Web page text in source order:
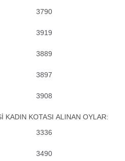
3790
3919
3889
3897
3908
KADIN KOTASI ALINAN OYLAR:
3336
3490